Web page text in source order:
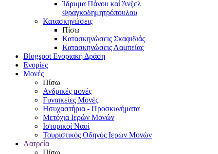
Ίδρυμα Πάνου καί Άνζελ
Φραγκοδημητρόπουλου
Κατασκηνώσεις
Πίσω
Κατασκηνώσεις Σκαφιδιάς
Κατασκηνώσεις Λαμπείας
Blogspot Ενοριακή Δράση
Ενορίες
Μονές
Πίσω
Ανδρικές μονές
Γυναικείες Μονές
Ησυχαστήρια - Προσκυνήματα
Μετόχια Ιερών Μονών
Ιστορικοί Ναοί
Τουριστικός Οδηγός Ιερών Μονών
Λατρεία
Πίσω